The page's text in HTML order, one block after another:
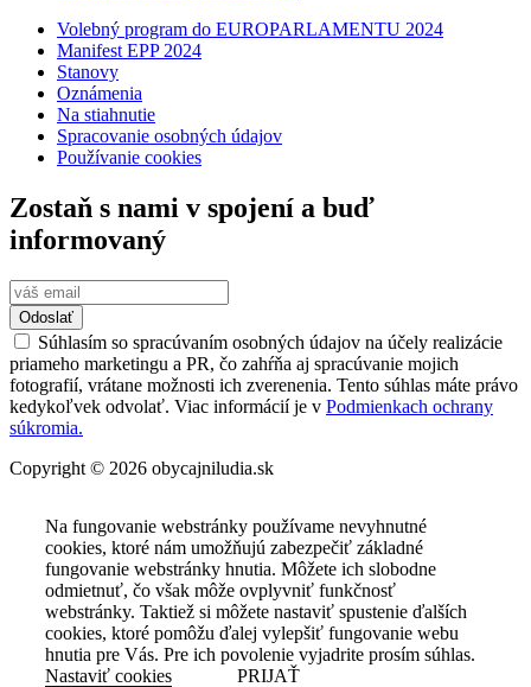
Volebný program do EUROPARLAMENTU 2024
Manifest EPP 2024
Stanovy
Oznámenia
Na stiahnutie
Spracovanie osobných údajov
Používanie cookies
Zostaň s nami v spojení a buď
informovaný
Odoslať
Súhlasím so spracúvaním osobných údajov na účely realizácie
priameho marketingu a PR, čo zahŕňa aj spracúvanie mojich
fotografií, vrátane možnosti ich zverenenia. Tento súhlas máte právo
kedykoľvek odvolať. Viac informácií je v Podmienkach ochrany
súkromia.
Copyright © 2026 obycajniludia.sk
Na fungovanie webstránky používame nevyhnutné
cookies, ktoré nám umožňujú zabezpečiť základné
fungovanie webstránky hnutia. Môžete ich slobodne
odmietnuť, čo však môže ovplyvniť funkčnosť
webstránky. Taktiež si môžete nastaviť spustenie ďalších
cookies, ktoré pomôžu ďalej vylepšiť fungovanie webu
hnutia pre Vás. Pre ich povolenie vyjadrite prosím súhlas.
Nastaviť cookies
PRIJAŤ